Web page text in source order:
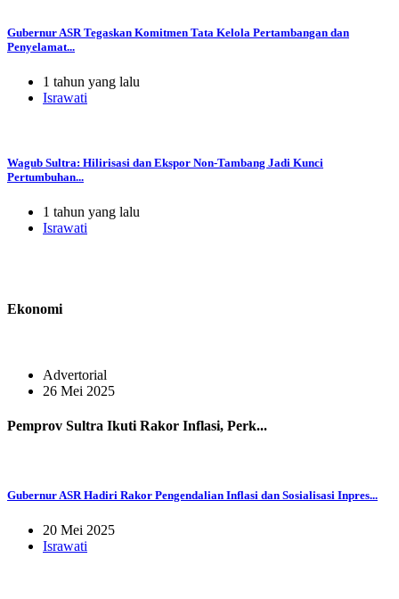
Gubernur ASR Tegaskan Komitmen Tata Kelola Pertambangan dan
Penyelamat...
1 tahun yang lalu
Israwati
Wagub Sultra: Hilirisasi dan Ekspor Non-Tambang Jadi Kunci
Pertumbuhan...
1 tahun yang lalu
Israwati
Ekonomi
Advertorial
26 Mei 2025
Pemprov Sultra Ikuti Rakor Inflasi, Perk...
Gubernur ASR Hadiri Rakor Pengendalian Inflasi dan Sosialisasi Inpres...
20 Mei 2025
Israwati